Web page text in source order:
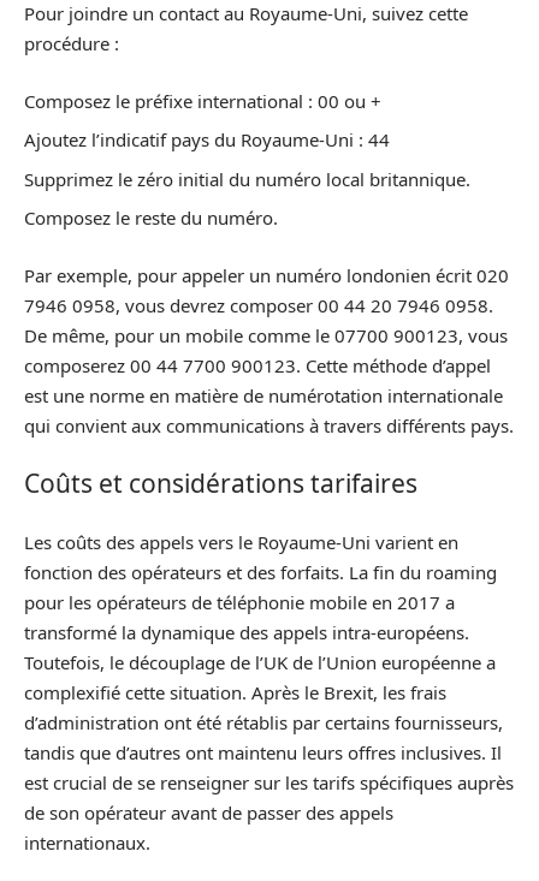
Pour joindre un contact au Royaume-Uni, suivez cette
procédure :
Composez le préfixe international : 00 ou +
Ajoutez l’indicatif pays du Royaume-Uni : 44
Supprimez le zéro initial du numéro local britannique.
Composez le reste du numéro.
Par exemple, pour appeler un numéro londonien écrit 020
7946 0958, vous devrez composer 00 44 20 7946 0958.
De même, pour un mobile comme le 07700 900123, vous
composerez 00 44 7700 900123. Cette méthode d’appel
est une norme en matière de numérotation internationale
qui convient aux communications à travers différents pays.
Coûts et considérations tarifaires
Les coûts des appels vers le Royaume-Uni varient en
fonction des opérateurs et des forfaits. La fin du roaming
pour les opérateurs de téléphonie mobile en 2017 a
transformé la dynamique des appels intra-européens.
Toutefois, le découplage de l’UK de l’Union européenne a
complexifié cette situation. Après le Brexit, les frais
d’administration ont été rétablis par certains fournisseurs,
tandis que d’autres ont maintenu leurs offres inclusives. Il
est crucial de se renseigner sur les tarifs spécifiques auprès
de son opérateur avant de passer des appels
internationaux.